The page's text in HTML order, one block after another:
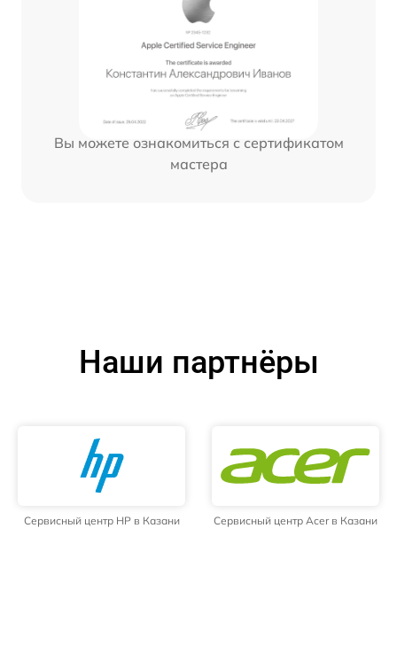
Вы можете ознакомиться с сертификатом
мастера
Наши партнёры
Сервисный центр HP в Казани Сервисный центр Acer в Казани